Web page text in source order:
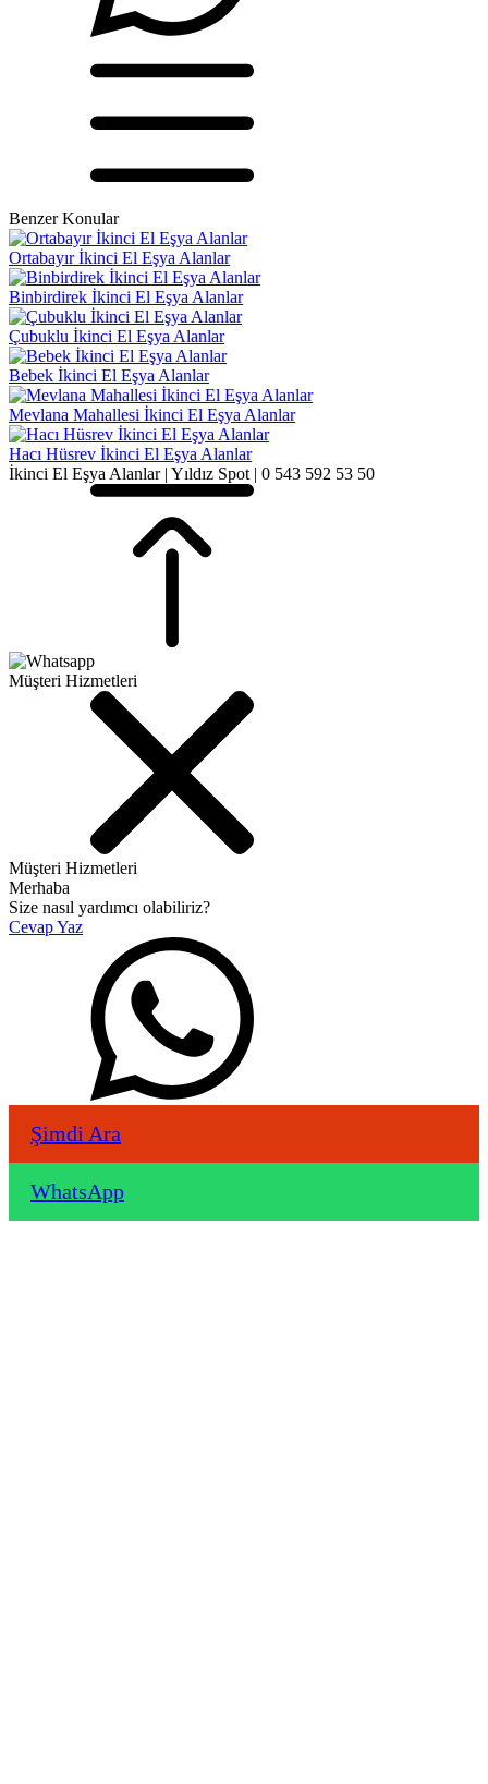
Benzer Konular
Ortabayır İkinci El Eşya Alanlar
Binbirdirek İkinci El Eşya Alanlar
Çubuklu İkinci El Eşya Alanlar
Bebek İkinci El Eşya Alanlar
Mevlana Mahallesi İkinci El Eşya Alanlar
Hacı Hüsrev İkinci El Eşya Alanlar
İkinci El Eşya Alanlar | Yıldız Spot | 0 543 592 53 50
Müşteri Hizmetleri
Müşteri Hizmetleri
Merhaba
Size nasıl yardımcı olabiliriz?
Cevap Yaz
Şimdi Ara
WhatsApp